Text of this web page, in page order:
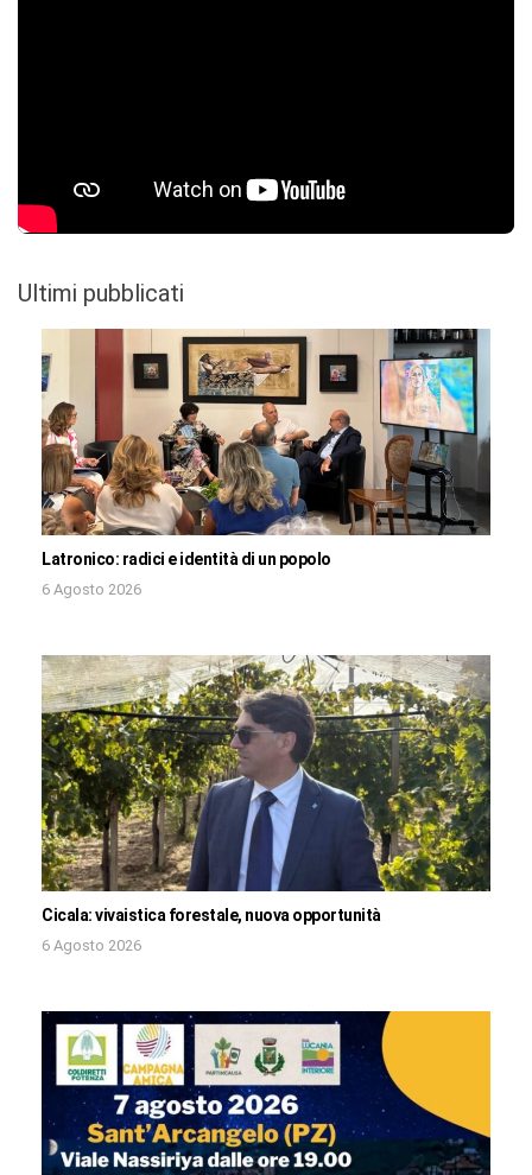
Ultimi pubblicati
Latronico: radici e identità di un popolo
6 Agosto 2026
Cicala: vivaistica forestale, nuova opportunità
6 Agosto 2026